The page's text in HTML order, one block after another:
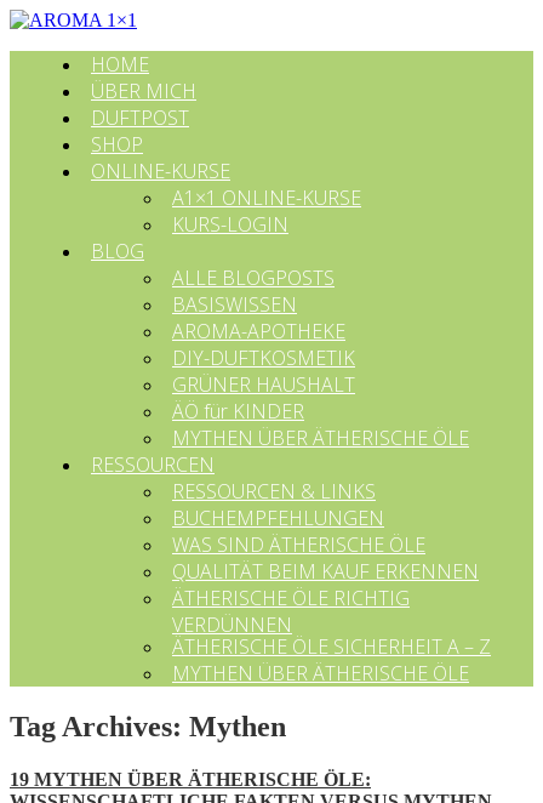
HOME
ÜBER MICH
DUFTPOST
SHOP
ONLINE-KURSE
A1×1 ONLINE-KURSE
KURS-LOGIN
BLOG
ALLE BLOGPOSTS
BASISWISSEN
AROMA-APOTHEKE
DIY-DUFTKOSMETIK
GRÜNER HAUSHALT
ÄÖ für KINDER
MYTHEN ÜBER ÄTHERISCHE ÖLE
RESSOURCEN
RESSOURCEN & LINKS
BUCHEMPFEHLUNGEN
WAS SIND ÄTHERISCHE ÖLE
QUALITÄT BEIM KAUF ERKENNEN
ÄTHERISCHE ÖLE RICHTIG
VERDÜNNEN
ÄTHERISCHE ÖLE SICHERHEIT A – Z
MYTHEN ÜBER ÄTHERISCHE ÖLE
Tag Archives: Mythen
19 MYTHEN ÜBER ÄTHERISCHE ÖLE: